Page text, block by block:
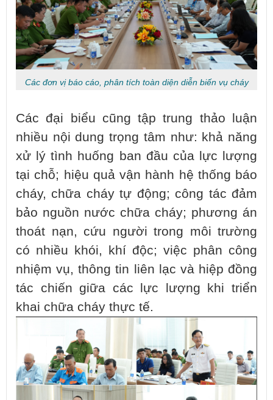
Các đơn vị báo cáo, phân tích toàn diện diễn biến vụ cháy
Các đại biểu cũng tập trung thảo luận
nhiều nội dung trọng tâm như: khả năng
xử lý tình huống ban đầu của lực lượng
tại chỗ; hiệu quả vận hành hệ thống báo
cháy, chữa cháy tự động; công tác đảm
bảo nguồn nước chữa cháy; phương án
thoát nạn, cứu người trong môi trường
có nhiều khói, khí độc; việc phân công
nhiệm vụ, thông tin liên lạc và hiệp đồng
tác chiến giữa các lực lượng khi triển
khai chữa cháy thực tế.